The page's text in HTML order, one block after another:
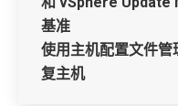
基准
使用主机配置文件管
复主机